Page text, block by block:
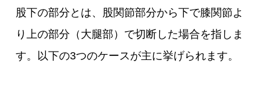
股下の部分とは、股関節部分から下で膝関節よ
り上の部分（大腿部）で切断した場合を指しま
す。以下の3つのケースが主に挙げられます。